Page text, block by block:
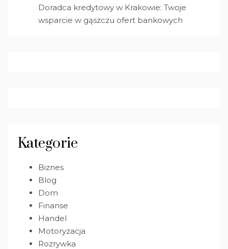
Doradca kredytowy w Krakowie: Twoje
wsparcie w gąszczu ofert bankowych
Kategorie
Biznes
Blog
Dom
Finanse
Handel
Motoryzacja
Rozrywka